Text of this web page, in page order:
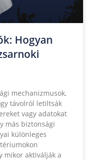
Hogyan
mechanizmusok,
távolról letiltsák
vagy adatokat
más biztonsági
különleges
mikor aktiválják a